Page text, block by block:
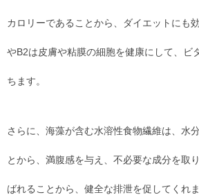
カロリーであることから、ダイエットにも
やB2は皮膚や粘膜の細胞を健康にして、ビ
ちます。
さらに、海藻が含む水溶性食物繊維は、水
とから、満腹感を与え、不必要な成分を取
ばれることから、健全な排泄を促してくれ